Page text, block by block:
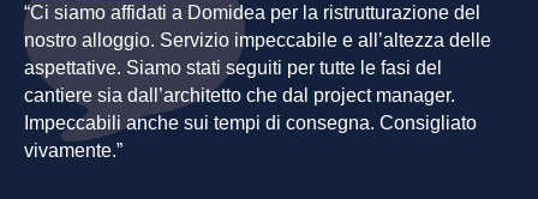
“Ci siamo affidati a Domidea per la ristrutturazione del
nostro alloggio. Servizio impeccabile e all’altezza delle
aspettative. Siamo stati seguiti per tutte le fasi del
cantiere sia dall’architetto che dal project manager.
Impeccabili anche sui tempi di consegna. Consigliato
vivamente.”